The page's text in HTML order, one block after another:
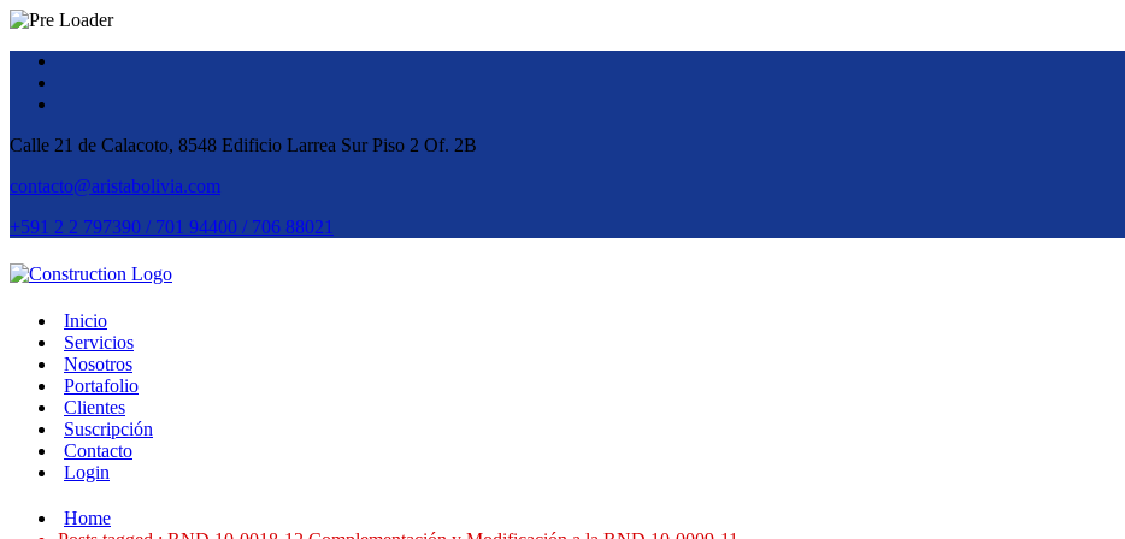
Calle 21 de Calacoto, 8548 Edificio Larrea Sur Piso 2 Of. 2B
contacto@aristabolivia.com
+591 2 2 797390 / 701 94400 / 706 88021
Inicio
Servicios
Nosotros
Portafolio
Clientes
Suscripción
Contacto
Login
Home